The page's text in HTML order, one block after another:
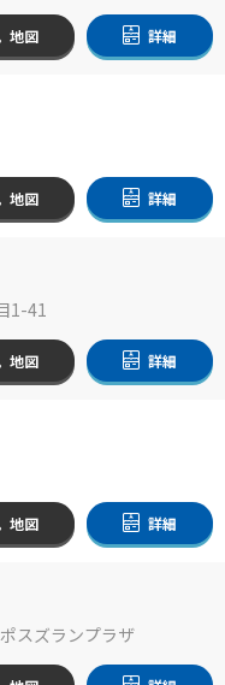
地図 詳細
地図 詳細
1-41
地図 詳細
地図 詳細
スズランプラザ